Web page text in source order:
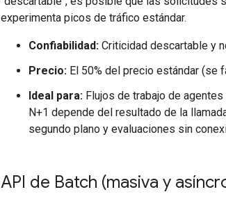
experimenta picos de tráfico estándar.
Confiabilidad: Criticidad descartable y
Precio: El 50% del precio estándar (se
Ideal para: Flujos de trabajo de
N+1 depende del resultado de la
segundo plano y evaluaciones sin
API de Batch (masiva y